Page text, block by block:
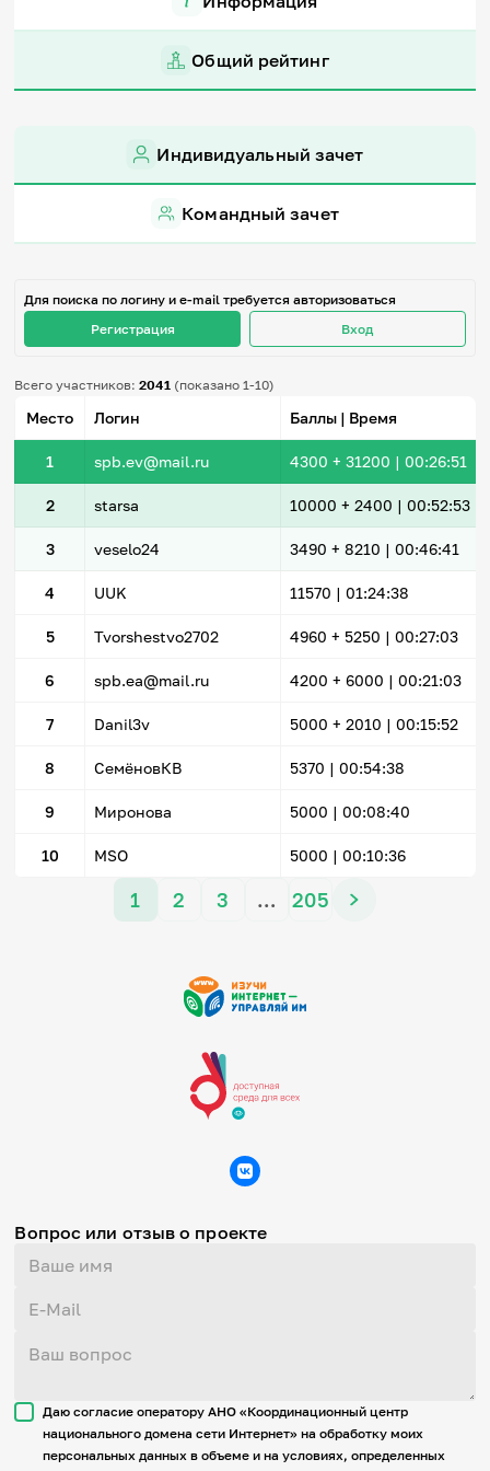
Знания в тестах
Педагогам
Школа наставников
IT-урок
English
Регистрация Вход
Задать вопрос
Общий рейтинг
Индивидуальный зачет
Командный зачет
Для поиска по логину и e-mail требуется авторизоваться
Регистрация
Вход
Всего участников:2041 (показано 1-10)
Место Логин Баллы | Время
1 spb.ev@mail.ru 4300 + 31200 | 00:26:51
2 starsa 10000 + 2400 | 00:52:53
3 veselo24 3490 + 8210 | 00:46:41
4 UUK 11570 | 01:24:38
5 Tvorshestvo2702 4960 + 5250 | 00:27:03
6 spb.ea@mail.ru 4200 + 6000 | 00:21:03
7 Danil3v 5000 + 2010 | 00:15:52
8 СемёновКВ 5370 | 00:54:38
9 Миронова 5000 | 00:08:40
10 MSO 5000 | 00:10:36
1 2 3 … 205
Вопрос или отзыв о проекте
Даю согласие оператору АНО «Координационный центр
национального домена сети Интернет» на обработку моих
персональных данных в объеме и на условиях, определенных